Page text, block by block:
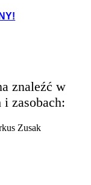
znaleźć w
i zasobach: